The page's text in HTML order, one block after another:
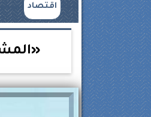
اقتصاد